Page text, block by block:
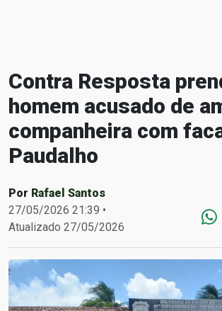
Contra Resposta
homem acusado de
companheira com
Paudalho
Por Rafael Santos
27/05/2026 21:39 •
Atualizado 27/05/2026